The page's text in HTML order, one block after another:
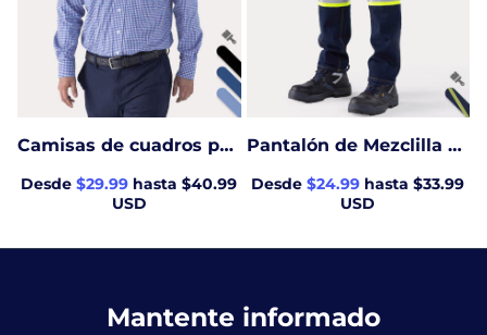
Camisas de cuadros para hombre
Desde$29.99 hasta $40.99
USD
Pantalón de Mezclilla Con Reflejante (14oz)
Desde$24.99 hasta $33.99
USD
Mantente informado